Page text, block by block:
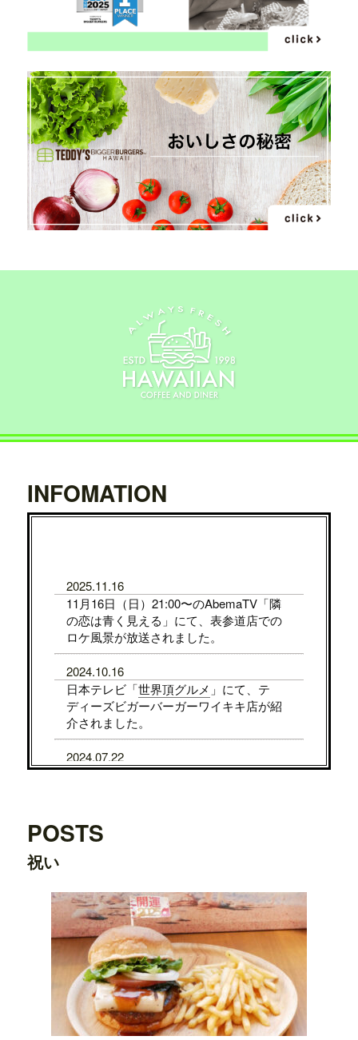
INFOMATION
2025.11.16
11月16日（日）21:00〜のAbemaTV「隣
の恋は青く見える」にて、表参道店での
ロケ風景が放送されました。
2024.10.16
日本テレビ「世界頂グルメ 」にて、テ
ディーズビガーバーガーワイキキ店が紹
介されました。
2024.07.22
7/31から8/5まで、京都タカシマヤに、TE
2024.07.22
でOPENします。
2024.03.20
横浜ワールドポーターズ店がプレオープ
ンしました。
2023.08.09
日之出出版「Fine 2023年9月号」にて、テ
ディーズビガーバーガー原宿表参道店が
POSTS
祝い